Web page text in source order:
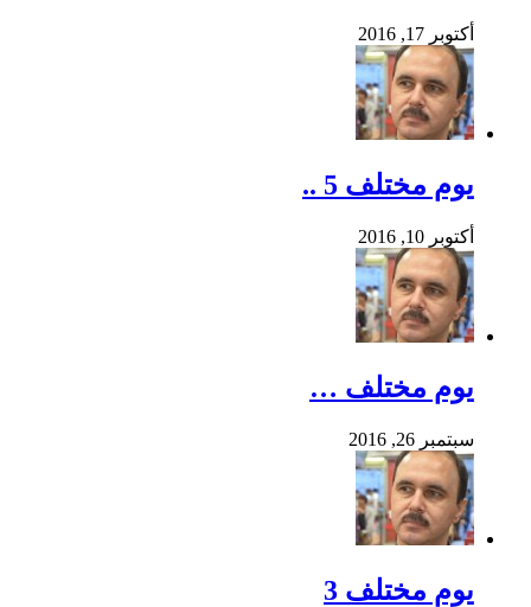
أكتوبر 17, 2016
يوم مختلف 5 ..
أكتوبر 10, 2016
يوم مختلف …
سبتمبر 26, 2016
يوم مختلف 3